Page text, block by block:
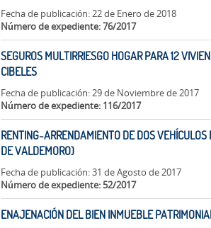
Fecha de publicación: 22 de Enero de 2018
Número de expediente: 76/2017
SEGUROS MULTIRRIESGO HOGAR PARA 12
CIBELES
Fecha de publicación: 29 de Noviembre de 2017
Número de expediente: 116/2017
RENTING-ARRENDAMIENTO DE DOS
DE VALDEMORO)
Fecha de publicación: 31 de Agosto de 2017
Número de expediente: 52/2017
ENAJENACIÓN DEL BIEN INMUEBLE